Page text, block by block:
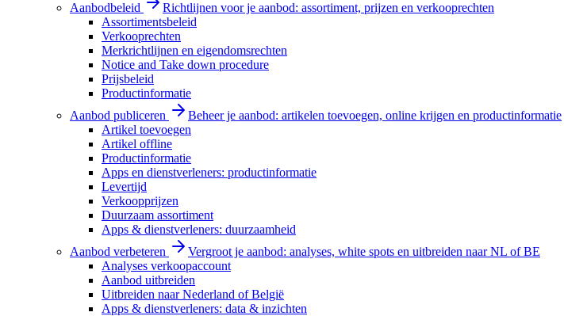
Aanbodbeleid
Richtlijnen voor je aanbod: assortiment, prijzen en verkooprechten
Assortimentsbeleid
Verkooprechten
Merkrichtlijnen en eigendomsrechten
Notice and Take down procedure
Prijsbeleid
Productinformatie
Aanbod publiceren
Beheer je aanbod: artikelen toevoegen, online krijgen en productinformatie
Artikel toevoegen
Artikel offline
Productinformatie
Apps en dienstverleners: productinformatie
Levertijd
Verkoopprijzen
Duurzaam assortiment
Apps & dienstverleners: duurzaamheid
Aanbod verbeteren
Vergroot je aanbod: analyses, white spots en uitbreiden naar NL of BE
Analyses verkoopaccount
Aanbod uitbreiden
Uitbreiden naar Nederland of België
Apps & dienstverleners: data & inzichten